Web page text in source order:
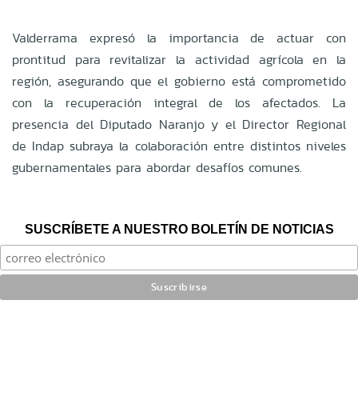
Valderrama expresó la importancia de actuar con
prontitud para revitalizar la actividad agrícola en la
región, asegurando que el gobierno está comprometido
con la recuperación integral de los afectados. La
presencia del Diputado Naranjo y el Director Regional
de Indap subraya la colaboración entre distintos niveles
gubernamentales para abordar desafíos comunes.
SUSCRÍBETE A NUESTRO BOLETÍN DE NOTICIAS